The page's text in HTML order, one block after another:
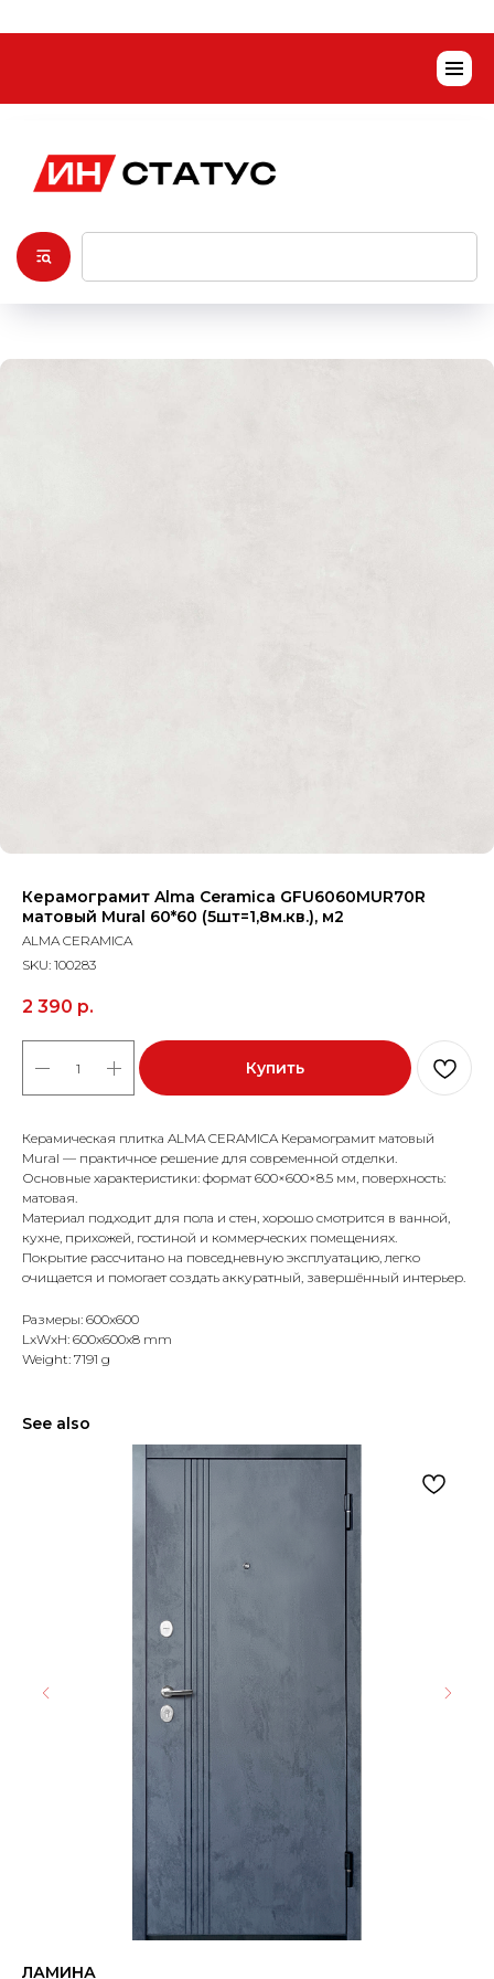
Керамограмит Alma Ceramica GFU6060MUR70R
матовый Mural 60*60 (5шт=1,8м.кв.), м2
ALMA CERAMICA
SKU: 100283
2 390 р.
Купить
Керамическая плитка ALMA CERAMICA Керамограмит матовый
Mural — практичное решение для современной отделки.
Основные характеристики: формат 600×600×8.5 мм, поверхность:
матовая.
Материал подходит для пола и стен, хорошо смотрится в ванной,
кухне, прихожей, гостиной и коммерческих помещениях.
Покрытие рассчитано на повседневную эксплуатацию, легко
очищается и помогает создать аккуратный, завершённый интерьер.
Размеры: 600x600
LxWxH: 600x600x8 mm
Weight: 7191 g
See also
ЛАМИНА